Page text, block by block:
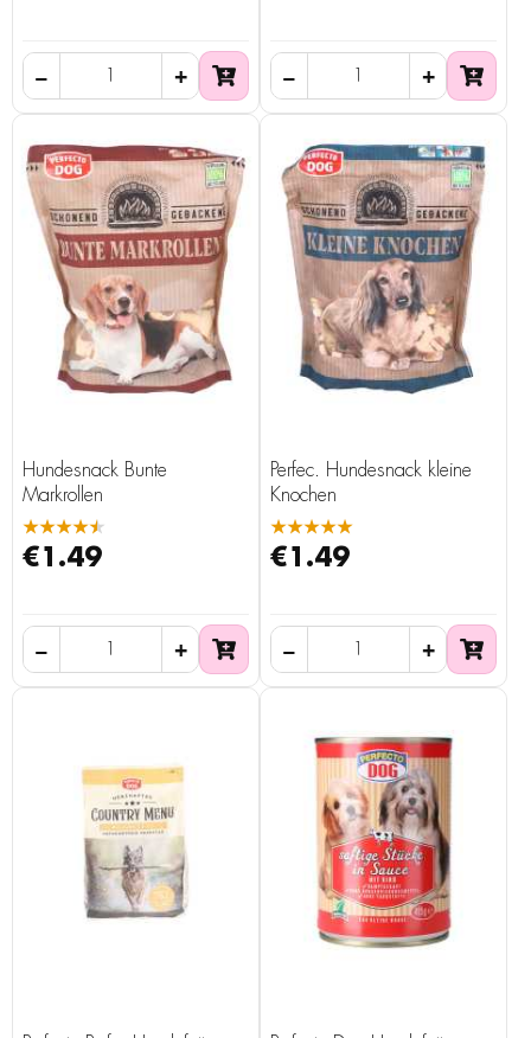
Hundesnack Bunte
Markrollen
★★★★★
€1.49
Perfec. Hundesnack kleine
Knochen
★★★★★
€1.49